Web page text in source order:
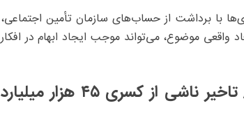
با برداشت از حساب‌های سازمان تأمین اجتماعی،
موضوع، می‌تواند موجب ایجاد ابهام در افکار
پرداخت مطالبات بازنشستگان در انتهای خرداد/ تاخیر ناشی از کسری ۴۵ هزار میلیارد